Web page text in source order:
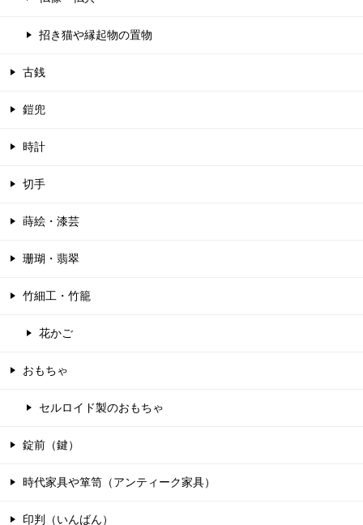
招き猫や縁起物の置物
古銭
鎧兜
時計
切手
蒔絵・漆芸
珊瑚・翡翠
竹細工・竹籠
花かご
おもちゃ
セルロイド製のおもちゃ
錠前（鍵）
時代家具や箪笥（アンティーク家具）
印判（いんばん）